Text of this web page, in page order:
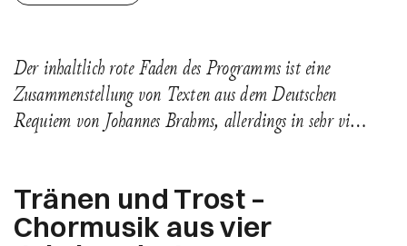
Der inhaltlich rote Faden des Programms ist eine
Zusammenstellung von Texten aus dem Deutschen
Requiem von Johannes Brahms, allerdings in sehr vi…
Tränen und Trost –
Chormusik aus vier